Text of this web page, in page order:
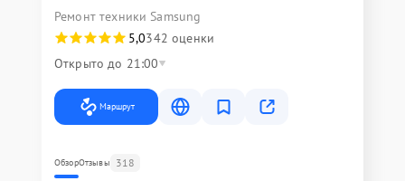
Ремонт техники Samsung
5,0342 оценки
Открыто до 21:00
Маршрут
ОбзорОтзывы 318